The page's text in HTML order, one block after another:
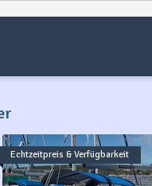
Echtzeitpreis & Verfügbarkeit